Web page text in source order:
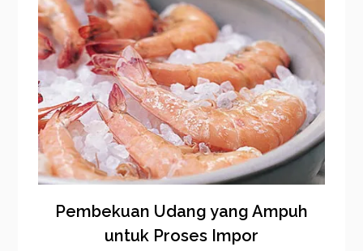
Pembekuan Udang yang Ampuh
untuk Proses Impor